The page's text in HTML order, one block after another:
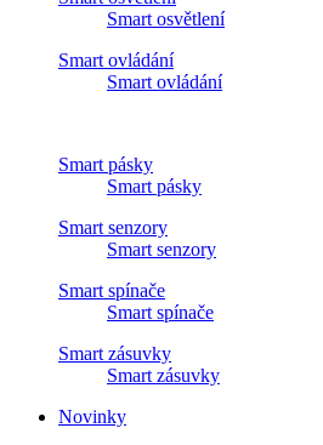
Smart osvětlení
Smart ovládání
Smart ovládání
Smart pásky
Smart pásky
Smart senzory
Smart senzory
Smart spínače
Smart spínače
Smart zásuvky
Smart zásuvky
Novinky